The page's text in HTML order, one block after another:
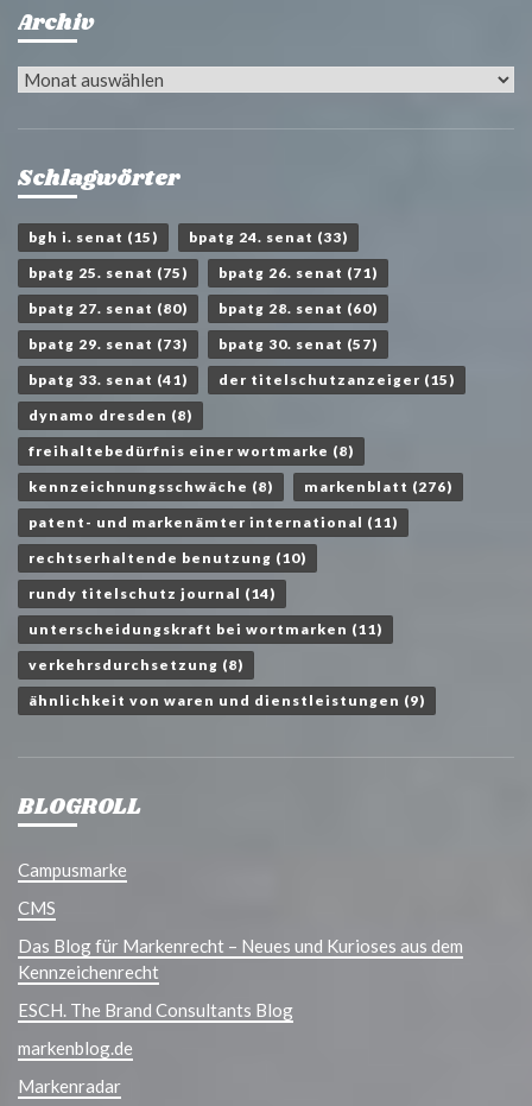
Archiv
Archiv
Schlagwörter
bgh i. senat (15) bpatg 24. senat (33)
bpatg 25. senat (75) bpatg 26. senat (71)
bpatg 27. senat (80) bpatg 28. senat (60)
bpatg 29. senat (73) bpatg 30. senat (57)
bpatg 33. senat (41) der titelschutzanzeiger (15)
dynamo dresden (8)
freihaltebedürfnis einer wortmarke (8)
kennzeichnungsschwäche (8) markenblatt (276)
patent- und markenämter international (11)
rechtserhaltende benutzung (10)
rundy titelschutz journal (14)
unterscheidungskraft bei wortmarken (11)
verkehrsdurchsetzung (8)
ähnlichkeit von waren und dienstleistungen (9)
BLOGROLL
Campusmarke
CMS
Das Blog für Markenrecht – Neues und Kurioses aus dem
Kennzeichenrecht
ESCH. The Brand Consultants Blog
markenblog.de
Markenradar